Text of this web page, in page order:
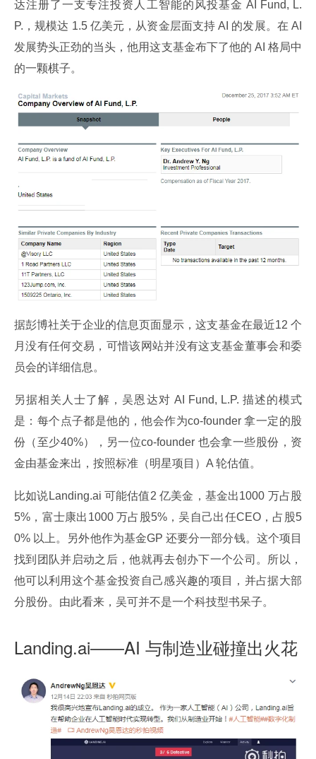
达注册了一支专注投资人工智能的风投基金 AI Fund, L.
P.，规模达 1.5 亿美元，从资金层面支持 AI 的发展。在 AI
发展势头正劲的当头，他用这支基金布下了他的 AI 格局中
的一颗棋子。
据彭博社关于企业的信息页面显示，这支基金在最近12 个
月没有任何交易，可惜该网站并没有这支基金董事会和委
员会的详细信息。
另据相关人士了解，吴恩达对 AI Fund, L.P. 描述的模式
是：每个点子都是他的，他会作为co-founder 拿一定的股
份（至少40%），另一位co-founder 也会拿一些股份，资
金由基金来出，按照标准（明星项目）A 轮估值。
比如说Landing.ai 可能估值2 亿美金，基金出1000 万占股
5%，富士康出1000 万占股5%，吴自己出任CEO，占股5
0% 以上。另外他作为基金GP 还要分一部分钱。这个项目
找到团队并启动之后，他就再去创办下一个公司。所以，
他可以利用这个基金投资自己感兴趣的项目，并占据大部
分股份。由此看来，吴可并不是一个科技型书呆子。
Landing.ai——AI 与制造业碰撞出火花